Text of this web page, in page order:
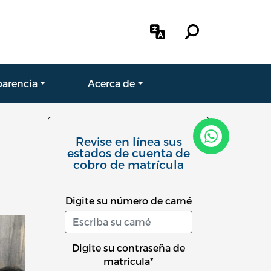
Acerca de
Revise en línea sus
estados de cuenta de
cobro de matrícula
Digite su número de carné
Digite su contraseña de
matrícula*